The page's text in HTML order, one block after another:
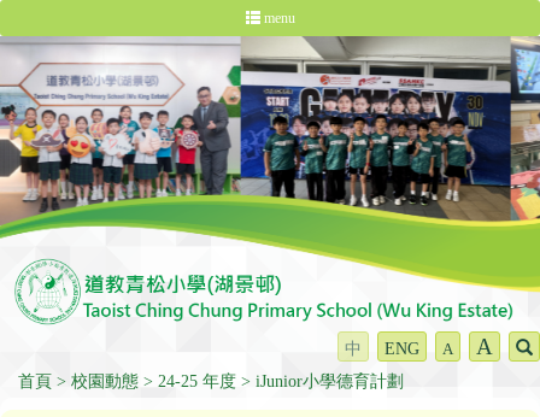
menu
中 ENG A A
首頁 校園動態 24-25 年度 iJunior小學德育計劃